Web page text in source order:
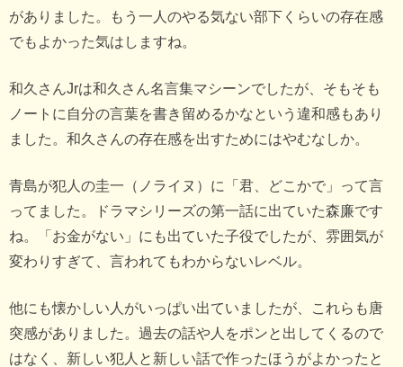
がありました。もう一人のやる気ない部下くらいの存在感
でもよかった気はしますね。
和久さんJrは和久さん名言集マシーンでしたが、そもそも
ノートに自分の言葉を書き留めるかなという違和感もあり
ました。和久さんの存在感を出すためにはやむなしか。
青島が犯人の圭一（ノライヌ）に「君、どこかで」って言
ってました。ドラマシリーズの第一話に出ていた森廉です
ね。「お金がない」にも出ていた子役でしたが、雰囲気が
変わりすぎて、言われてもわからないレベル。
他にも懐かしい人がいっぱい出ていましたが、これらも唐
突感がありました。過去の話や人をポンと出してくるので
はなく、新しい犯人と新しい話で作ったほうがよかったと